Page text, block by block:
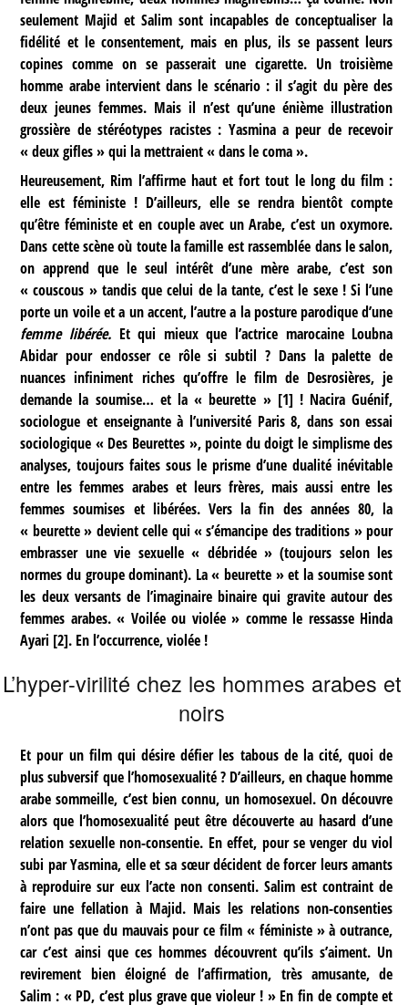
seulement Majid et Salim sont incapables de conceptualiser la
fidélité et le consentement, mais en plus, ils se passent leurs
copines comme on se passerait une cigarette. Un troisième
homme arabe intervient dans le scénario : il s’agit du père des
deux jeunes femmes. Mais il n’est qu’une énième illustration
grossière de stéréotypes racistes : Yasmina a peur de recevoir
« deux gifles » qui la mettraient « dans le coma ».
Heureusement, Rim l’affirme haut et fort tout le long du film :
elle est féministe ! D’ailleurs, elle se rendra bientôt compte
qu’être féministe et en couple avec un Arabe, c’est un oxymore.
Dans cette scène où toute la famille est rassemblée dans le salon,
on apprend que le seul intérêt d’une mère arabe, c’est son
« couscous » tandis que celui de la tante, c’est le sexe ! Si l’une
porte un voile et a un accent, l’autre a la posture parodique d’une
femme libérée. Et qui mieux que l’actrice marocaine Loubna
Abidar pour endosser ce rôle si subtil ? Dans la palette de
nuances infiniment riches qu’offre le film de Desrosières, je
demande la soumise… et la « beurette »[1] ! Nacira Guénif,
sociologue et enseignante à l’université Paris 8, dans son essai
sociologique « Des Beurettes », pointe du doigt le simplisme des
analyses, toujours faites sous le prisme d’une dualité inévitable
entre les femmes arabes et leurs frères, mais aussi entre les
femmes soumises et libérées. Vers la fin des années 80, la
« beurette » devient celle qui « s’émancipe des traditions » pour
embrasser une vie sexuelle « débridée » (toujours selon les
normes du groupe dominant). La « beurette » et la soumise sont
les deux versants de l’imaginaire binaire qui gravite autour des
femmes arabes. « Voilée ou violée » comme le ressasse Hinda
Ayari [2]. En l’occurrence, violée !
L’hyper-virilité chez les hommes arabes et
noirs
Et pour un film qui désire défier les tabous de la cité, quoi de
plus subversif que l’homosexualité ? D’ailleurs, en chaque homme
arabe sommeille, c’est bien connu, un homosexuel. On découvre
alors que l’homosexualité peut être découverte au hasard d’une
relation sexuelle non-consentie. En effet, pour se venger du viol
subi par Yasmina, elle et sa sœur décident de forcer leurs amants
à reproduire sur eux l’acte non consenti. Salim est contraint de
faire une fellation à Majid. Mais les relations non-consenties
n’ont pas que du mauvais pour ce film « féministe » à outrance,
car c’est ainsi que ces hommes découvrent qu’ils s’aiment. Un
revirement bien éloigné de l’affirmation, très amusante, de
Salim : « PD, c’est plus grave que violeur ! » En fin de compte et